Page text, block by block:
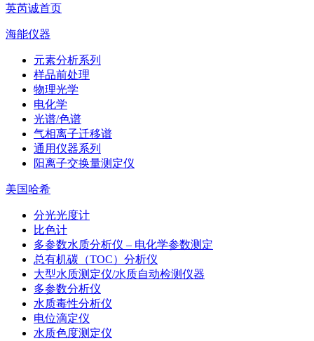
英芮诚首页
海能仪器
元素分析系列
样品前处理
物理光学
电化学
光谱/色谱
气相离子迁移谱
通用仪器系列
阳离子交换量测定仪
美国哈希
分光光度计
比色计
多参数水质分析仪 – 电化学参数测定
总有机碳（TOC）分析仪
大型水质测定仪/水质自动检测仪器
多参数分析仪
水质毒性分析仪
电位滴定仪
水质色度测定仪